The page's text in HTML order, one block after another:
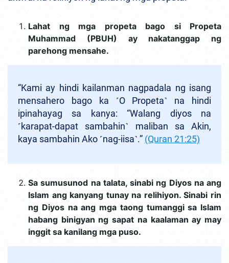
Lahat ng mga propeta bago si Propeta
Muhammad (PBUH) ay nakatanggap ng
parehong mensahe.
“Kami ay hindi kailanman nagpadala ng isang
mensahero bago ka ˹O Propeta˺ na hindi
ipinahayag sa kanya: “Walang diyos na
˹karapat-dapat sambahin˺ maliban sa Akin,
kaya sambahin Ako ˹nag-iisa˺.” (Quran 21:25)
Sa sumusunod na talata, sinabi ng Diyos na ang
Islam ang kanyang tunay na relihiyon. Sinabi rin
ng Diyos na ang mga taong tumanggi sa Islam
habang binigyan ng sapat na kaalaman ay may
inggit sa kanilang mga puso.